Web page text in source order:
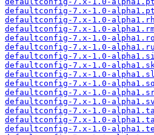
defaultconfig-7.x-1.0-
defaultconfig-7.x-1.0-
defaultconfig-7.x-1.0-
defaultconfig-7.x-1.0-
defaultconfig-7.x-1.0-
defaultconfig-7.x-1.0-
defaultconfig-7.x-1.0-
defaultconfig-7.x-1.0-
defaultconfig-7.x-1.0-
defaultconfig-7.x-1.0-
defaultconfig-7.x-1.0-
defaultconfig-7.x-1.0-
defaultconfig-7.x-1.0-
defaultconfig-7.x-1.0-